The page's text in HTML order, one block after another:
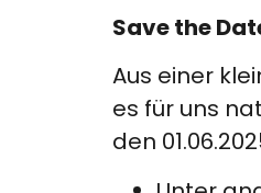
Save the
Aus einer
es für uns
den